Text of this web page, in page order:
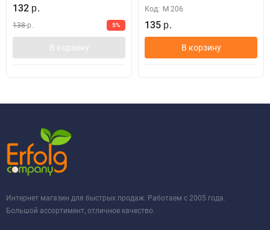
132 р.
138р. 5%
В корзину
Код: M 206
135 р.
В корзину
Интернет магазин для быстрых продаж. Работаем с 2005 года.
Большой ассортимент, отличное качество.